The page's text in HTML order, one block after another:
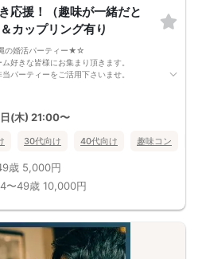
応援！（趣味が一緒だと
カップリング有り
の婚活パーティー★☆
好きな皆様にお集まり頂きます。
パーティーをご活用下さいませ。
の居住地はご自身の居住地と異なる場合
おります。免許証やマイナンバーカード
了時刻はイベント開始時にスタッフより
比調整のため定員になる前にキャンセル待
行人数に満たない場合は中止のご連絡を
(木) 21:00〜
30代向け 40代向け 趣味コン
歳 5,000円
〜49歳 10,000円